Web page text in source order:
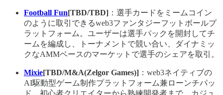
Football Fun[TBD/TBD] ：選手カードをミームコイン
のように取引できるweb3ファンタジーフットボールプ
ラットフォーム。ユーザーは選手パックを開封してチ
ームを編成し、トーナメントで競い合い、ダイナミッ
クなAMMベースのマーケットで選手のシェアを取引。
Mixie[TBD/M&A(Zelgor Games)] ：web3ネイティブの
AI駆動型ゲーム制作プラットフォーム兼ローンチパッ
ド。初心者クリエイターから熟練開発者まで、カジュ